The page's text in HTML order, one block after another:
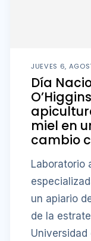
JUEVES 6,
Día
miel en
cambio
Laboratorio
un apiario
de la
Universidad